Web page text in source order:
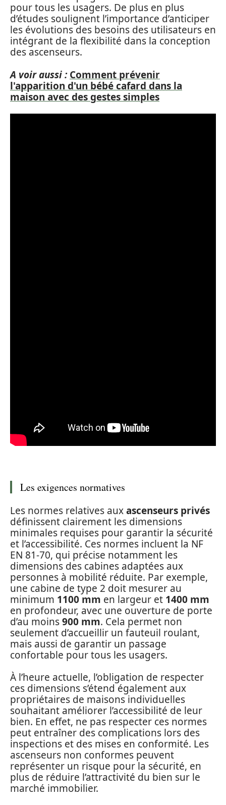
pour tous les usagers. De plus en plus
d’études soulignent l’importance d’anticiper
les évolutions des besoins des utilisateurs en
intégrant de la flexibilité dans la conception
des ascenseurs.
A voir aussi : Comment prévenir
l'apparition d'un bébé cafard dans la
maison avec des gestes simples
Les exigences normatives
Les normes relatives auxascenseurs privés
définissent clairement les dimensions
minimales requises pour garantir la sécurité
et l’accessibilité. Ces normes incluent la NF
EN 81-70, qui précise notamment les
dimensions des cabines adaptées aux
personnes à mobilité réduite. Par exemple,
une cabine de type 2 doit mesurer au
minimum 1100 mm en largeur et 1400 mm
en profondeur, avec une ouverture de porte
d’au moins900 mm. Cela permet non
seulement d’accueillir un fauteuil roulant,
mais aussi de garantir un passage
confortable pour tous les usagers.
À l’heure actuelle, l’obligation de respecter
ces dimensions s’étend également aux
propriétaires de maisons individuelles
souhaitant améliorer l’accessibilité de leur
bien. En effet, ne pas respecter ces normes
peut entraîner des complications lors des
inspections et des mises en conformité. Les
ascenseurs non conformes peuvent
représenter un risque pour la sécurité, en
plus de réduire l’attractivité du bien sur le
marché immobilier.